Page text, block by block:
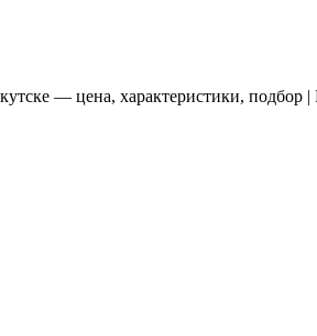
— цена, характеристики, подбор |